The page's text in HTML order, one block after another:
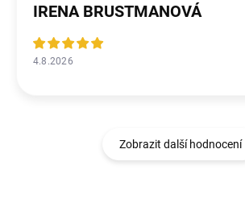
IRENA BRUSTMANOVÁ
4.8.2026
Zobrazit další hodnocení